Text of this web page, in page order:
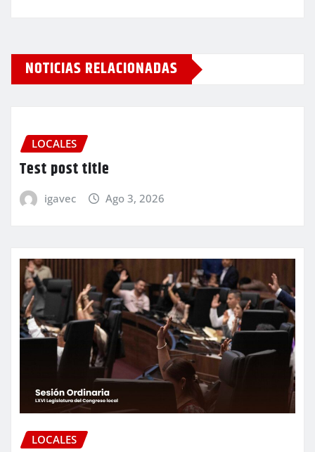
NOTICIAS RELACIONADAS
LOCALES
Test post title
igavec Ago 3, 2026
LOCALES